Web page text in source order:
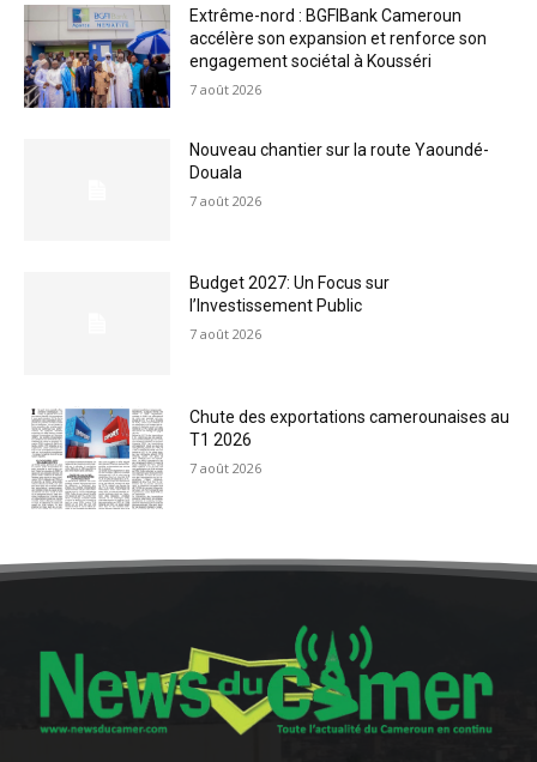
Extrême-nord : BGFIBank Cameroun
accélère son expansion et renforce son
engagement sociétal à Kousséri
7 août 2026
Nouveau chantier sur la route Yaoundé-
Douala
7 août 2026
Budget 2027: Un Focus sur
l’Investissement Public
7 août 2026
Chute des exportations camerounaises au
T1 2026
7 août 2026